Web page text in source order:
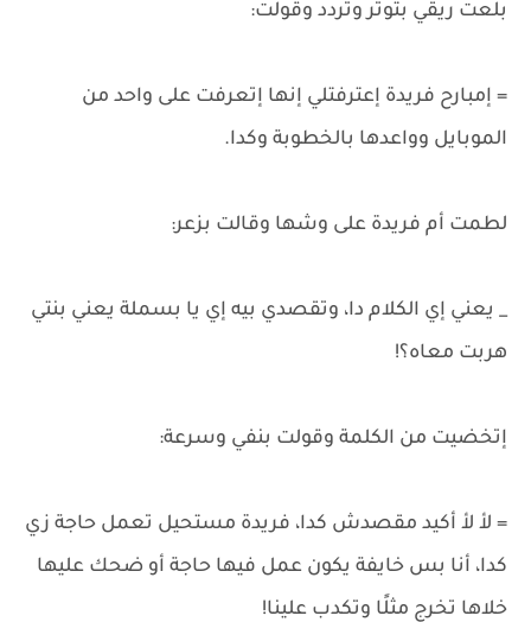
بلعت ريقي بتوتر وتردد وقولت:
= إمبارح فريدة إعترفتلي إنها إتعرفت على واحد من
الموبايل وواعدها بالخطوبة وكدا.
لطمت أم فريدة على وشها وقالت بزعر:
_ يعني إي الكلام دا، وتقصدي بيه إي يا بسملة يعني بنتي
هربت معاه؟!
إتخضيت من الكلمة وقولت بنفي وسرعة:
= لأ لأ أكيد مقصدش كدا، فريدة مستحيل تعمل حاجة زي
كدا، أنا بس خايفة يكون عمل فيها حاجة أو ضحك عليها
خلاها تخرج مثلًا وتكدب علينا!